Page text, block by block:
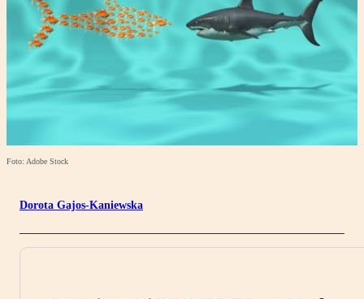
Foto: Adobe Stock
Dorota Gajos-Kaniewska